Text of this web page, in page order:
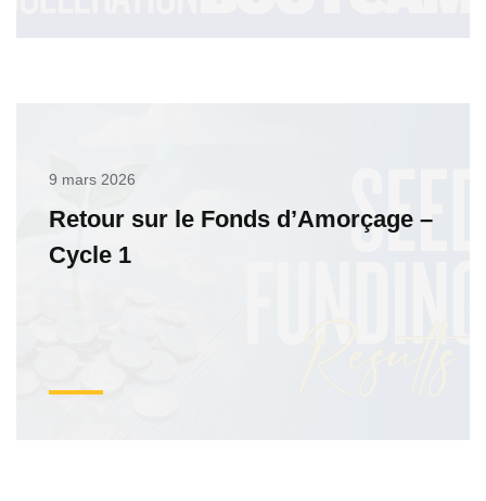
9 mars 2026
Retour sur le Fonds d’Amorçage –
Cycle 1